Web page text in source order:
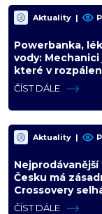
Aktuality |
Powerbanka,
vody:
které v
nemají co dělat.
ČÍST DÁLE
Aktuality |
Česku má
Crossovery
tam, kde mají
ČÍST DÁLE